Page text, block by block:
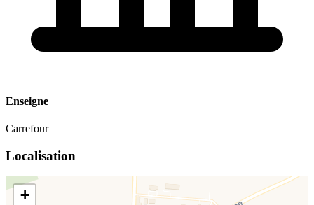
Enseigne
Carrefour
Localisation
+